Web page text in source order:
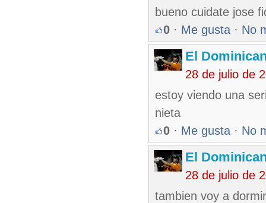
bueno cuidate jose
0 · Me gusta · No
El
28 de julio de
estoy viendo una
nieta
0 · Me gusta · No
El
28 de julio de
tambien voy a